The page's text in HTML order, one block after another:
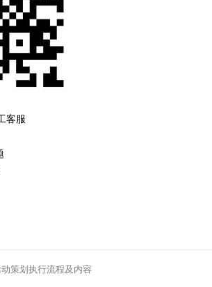
客服
策划执行流程及内容